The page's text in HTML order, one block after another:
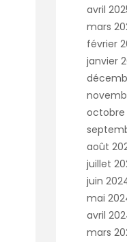
avril
mars
février
janvier
octobre
août
juillet
juin
mai
avril
mars